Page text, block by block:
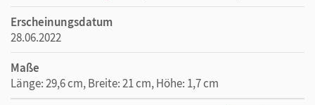
Erscheinungsdatum
28.06.2022
Maße
Länge: 29,6 cm, Breite: 21 cm, Höhe: 1,7 cm